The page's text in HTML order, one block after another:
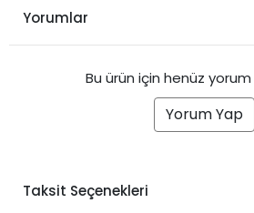
Yorumlar
Bu ürün için henüz yorum
Yorum Yap
Taksit Seçenekleri